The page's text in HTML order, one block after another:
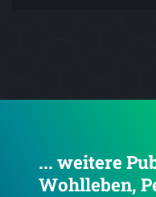
... weitere
Wohlleben,